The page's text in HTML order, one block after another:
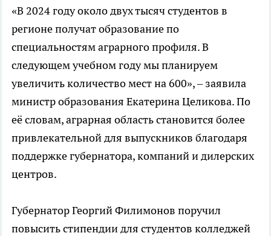
«В 2024 году около двух тысяч студентов в
регионе получат образование по
специальностям аграрного профиля. В
следующем учебном году мы планируем
увеличить количество мест на 600», – заявила
министр образования Екатерина Целикова. По
её словам, аграрная область становится более
привлекательной для выпускников благодаря
поддержке губернатора, компаний и дилерских
центров.
Губернатор Георгий Филимонов поручил
повысить стипендии для студентов колледжей